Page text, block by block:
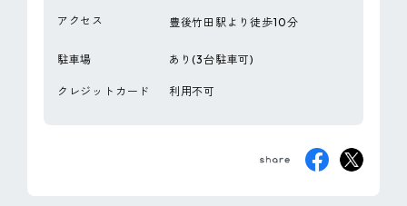
アクセス 豊後竹田駅より徒歩10分
駐車場 あり(3台駐車可)
クレジットカード 利用不可